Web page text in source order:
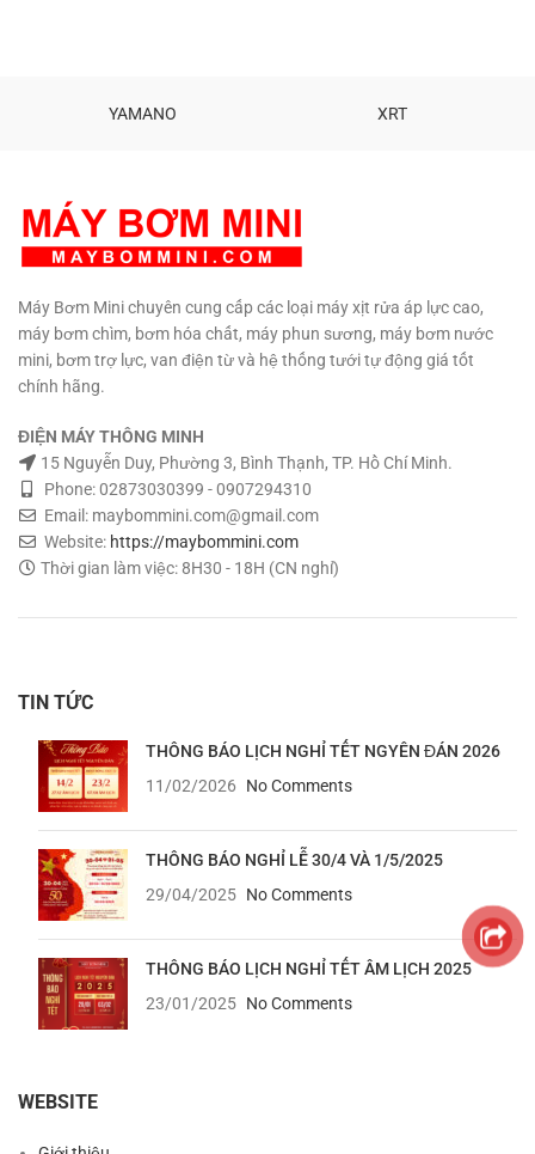
0907294310 – 02873030399
YAMANO XRT
Máy Bơm Mini chuyên cung cấp các loại máy xịt rửa áp lực cao,
máy bơm chìm, bơm hóa chất, máy phun sương, máy bơm nước
mini, bơm trợ lực, van điện từ và hệ thống tưới tự động giá tốt
chính hãng.
ĐIỆN MÁY THÔNG MINH
15 Nguyễn Duy, Phường 3, Bình Thạnh, TP. Hồ Chí Minh.
Phone: 02873030399 - 0907294310
Email: maybommini.com@gmail.com
Website: https://maybommini.com
Thời gian làm việc: 8H30 - 18H (CN nghỉ)
TIN TỨC
THÔNG BÁO LỊCH NGHỈ TẾT NGYÊN ĐÁN 2026
11/02/2026
No Comments
THÔNG BÁO NGHỈ LỄ 30/4 VÀ 1/5/2025
29/04/2025 No Comments
THÔNG BÁO LỊCH NGHỈ TẾT ÂM LỊCH 2025
23/01/2025 No Comments
WEBSITE